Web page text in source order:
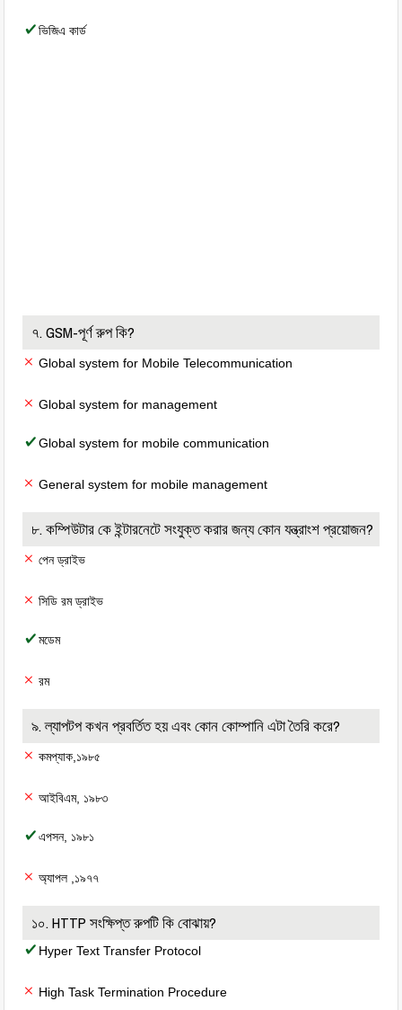
ভিজিএ কার্ড
৭. GSM-পূর্ণ রুপ কি?
Global system for Mobile Telecommunication
Global system for management
Global system for mobile communication
General system for mobile management
৮. কম্পিউটার কে ইন্টারনেটে সংযুক্ত করার জন্য কোন যন্ত্রাংশ প্রয়োজন?
পেন ড্রাইভ
সিডি রম ড্রাইভ
মডেম
রম
৯. ল্যাপটপ কখন প্রবর্তিত হয় এবং কোন কোম্পানি এটা তৈরি করে?
কমপ্যাক,১৯৮৫
আইবিএম, ১৯৮৩
এপসন, ১৯৮১
অ্যাপল ,১৯৭৭
১০. HTTP সংক্ষিপ্ত রুপটি কি বোঝায়?
Hyper Text Transfer Protocol
High Task Termination Procedure